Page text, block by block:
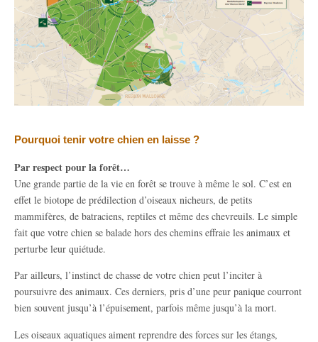
Pourquoi tenir votre chien en laisse ?
Par respect pour la forêt…
Une grande partie de la vie en forêt se trouve à même le sol. C’est en
effet le biotope de prédilection d’oiseaux nicheurs, de petits
mammifères, de batraciens, reptiles et même des chevreuils. Le simple
fait que votre chien se balade hors des chemins effraie les animaux et
perturbe leur quiétude.
Par ailleurs, l’instinct de chasse de votre chien peut l’inciter à
poursuivre des animaux. Ces derniers, pris d’une peur panique courront
bien souvent jusqu’à l’épuisement, parfois même jusqu’à la mort.
Les oiseaux aquatiques aiment reprendre des forces sur les étangs,